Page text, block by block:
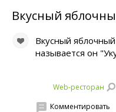
Вкусный
Вкусный
называется он
Web-ресторан
Комментировать